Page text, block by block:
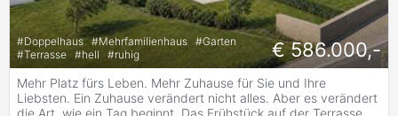
#Doppelhaus #Mehrfamilienhaus #Garten
#Terrasse #hell #ruhig € 586.000,-
Mehr Platz fürs Leben. Mehr Zuhause für Sie und Ihre
Liebsten. Ein Zuhause verändert nicht alles. Aber es verändert
die Art, wie ein Tag beginnt. Das Frühstück auf der Terrasse,